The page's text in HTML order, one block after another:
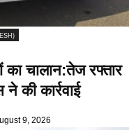
का चालान:तेज रफ्तार
की कार्रवाई
9, 2026